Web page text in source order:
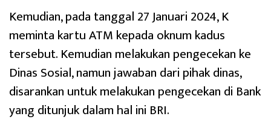
Kemudian, pada tanggal 27 Januari 2024, K
meminta kartu ATM kepada oknum kadus
tersebut. Kemudian melakukan pengecekan ke
Dinas Sosial, namun jawaban dari pihak dinas,
disarankan untuk melakukan pengecekan di Bank
yang ditunjuk dalam hal ini BRI.